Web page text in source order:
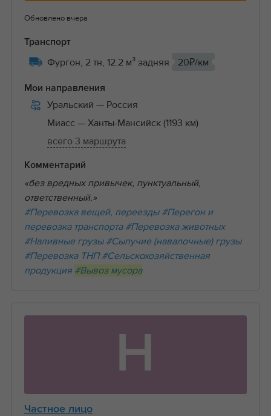
Обновлено вчера
Транспорт
Фургон, 2 тн, 12.2 м³ задняя 20₽/км
Мои направления
Уральский — Россия
Миасс — Ханты-Мансийск (1193 км)
всего 3 маршрута
Комментарий
«без вредных привычек, пунктуальный,
ответственный.»
#Перевозка вещей, переезды #Перегон и
перевозка транспорта #Перевозка животных
#Наливные грузы #Сыпучие (навалочные) грузы
#Перевозка ТНП #Сельскохозяйственная
продукция #Вывоз мусора
Н
Частное лицо